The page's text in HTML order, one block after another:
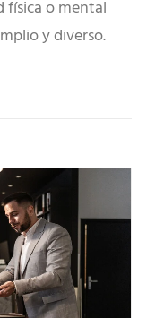
física o mental
y diverso.